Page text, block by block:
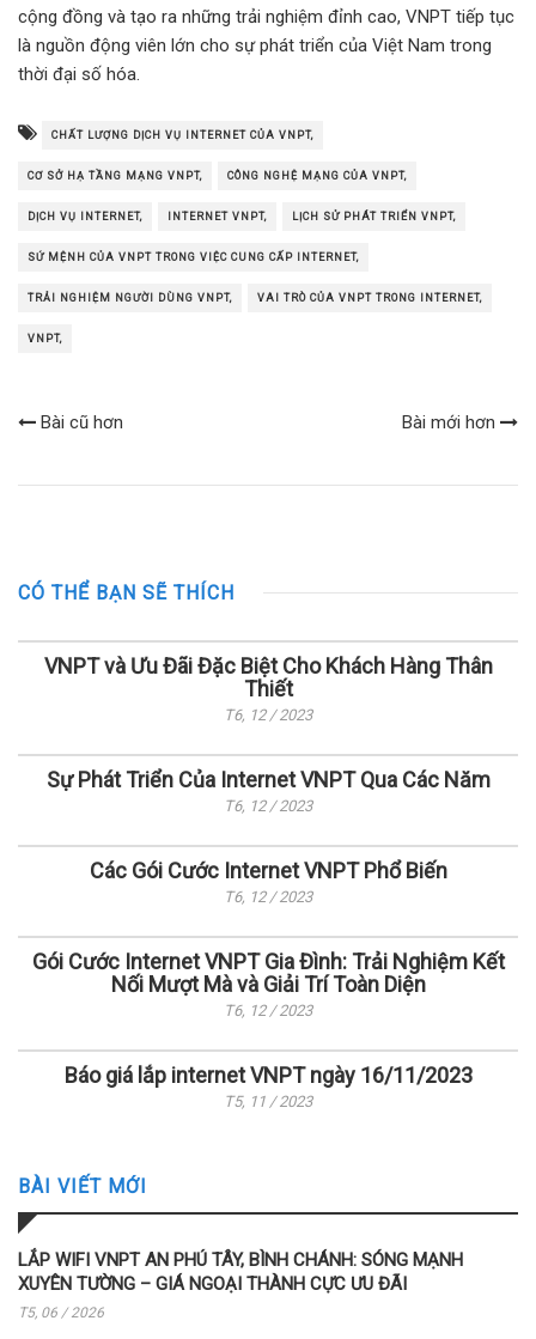
cộng đồng và tạo ra những trải nghiệm đỉnh cao, VNPT tiếp tục
là nguồn động viên lớn cho sự phát triển của Việt Nam trong
thời đại số hóa.
CHẤT LƯỢNG DỊCH VỤ INTERNET CỦA VNPT,
CƠ SỞ HẠ TẦNG MẠNG VNPT, CÔNG NGHỆ MẠNG CỦA VNPT,
DỊCH VỤ INTERNET, INTERNET VNPT, LỊCH SỬ PHÁT TRIỂN VNPT,
SỨ MỆNH CỦA VNPT TRONG VIỆC CUNG CẤP INTERNET,
TRẢI NGHIỆM NGƯỜI DÙNG VNPT, VAI TRÒ CỦA VNPT TRONG INTERNET,
VNPT,
Bài cũ hơn Bài mới hơn
CÓ THỂ BẠN SẼ THÍCH
VNPT và Ưu Đãi Đặc Biệt Cho Khách Hàng Thân
Thiết
T6, 12 / 2023
Sự Phát Triển Của Internet VNPT Qua Các Năm
T6, 12 / 2023
Các Gói Cước Internet VNPT Phổ Biến
T6, 12 / 2023
Gói Cước Internet VNPT Gia Đình: Trải Nghiệm Kết
Nối Mượt Mà và Giải Trí Toàn Diện
T6, 12 / 2023
Báo giá lắp internet VNPT ngày 16/11/2023
T5, 11 / 2023
BÀI VIẾT MỚI
LẮP WIFI VNPT AN PHÚ TÂY, BÌNH CHÁNH: SÓNG MẠNH
XUYÊN TƯỜNG – GIÁ NGOẠI THÀNH CỰC ƯU ĐÃI
T5, 06 / 2026